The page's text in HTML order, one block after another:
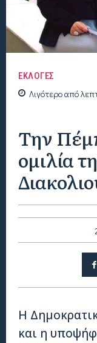
ΕΚΛΟΓΕΣ
Λιγότερο από
Την
ομιλία
Η
και η